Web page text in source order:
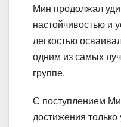
Мин продолжал
настойчивостью и
легкостью
одним из самых
группе.
С поступлением
достижения